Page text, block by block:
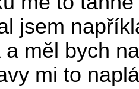
jsem
a měl bych
mi to